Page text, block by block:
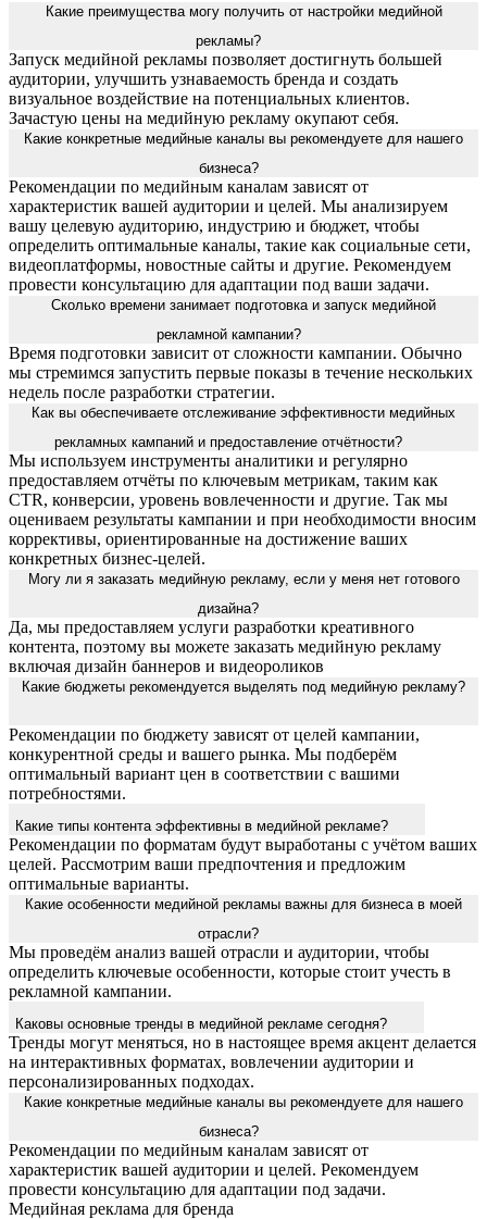
Какие преимущества могу получить от настройки медийной
рекламы?
Запуск медийной рекламы позволяет достигнуть большей
аудитории, улучшить узнаваемость бренда и создать
визуальное воздействие на потенциальных клиентов.
Зачастую цены на медийную рекламу окупают себя.
Какие конкретные медийные каналы вы рекомендуете для нашего
бизнеса?
Рекомендации по медийным каналам зависят от
характеристик вашей аудитории и целей. Мы анализируем
вашу целевую аудиторию, индустрию и бюджет, чтобы
определить оптимальные каналы, такие как социальные сети,
видеоплатформы, новостные сайты и другие. Рекомендуем
провести консультацию для адаптации под ваши задачи.
Сколько времени занимает подготовка и запуск медийной
рекламной кампании?
Время подготовки зависит от сложности кампании. Обычно
мы стремимся запустить первые показы в течение нескольких
недель после разработки стратегии.
Как вы обеспечиваете отслеживание эффективности медийных
рекламных кампаний и предоставление отчётности?
Мы используем инструменты аналитики и регулярно
предоставляем отчёты по ключевым метрикам, таким как
CTR, конверсии, уровень вовлеченности и другие. Так мы
оцениваем результаты кампании и при необходимости вносим
коррективы, ориентированные на достижение ваших
конкретных бизнес-целей.
Могу ли я заказать медийную рекламу, если у меня нет готового
дизайна?
Да, мы предоставляем услуги разработки креативного
контента, поэтому вы можете заказать медийную рекламу
включая дизайн баннеров и видеороликов
Какие бюджеты рекомендуется выделять под медийную рекламу?
Рекомендации по бюджету зависят от целей кампании,
конкурентной среды и вашего рынка. Мы подберём
оптимальный вариант цен в соответствии с вашими
потребностями.
Какие типы контента эффективны в медийной рекламе?
Рекомендации по форматам будут выработаны с учётом ваших
целей. Рассмотрим ваши предпочтения и предложим
оптимальные варианты.
Какие особенности медийной рекламы важны для бизнеса в моей
отрасли?
Мы проведём анализ вашей отрасли и аудитории, чтобы
определить ключевые особенности, которые стоит учесть в
рекламной кампании.
Каковы основные тренды в медийной рекламе сегодня?
Тренды могут меняться, но в настоящее время акцент делается
на интерактивных форматах, вовлечении аудитории и
персонализированных подходах.
Какие конкретные медийные каналы вы рекомендуете для нашего
бизнеса?
Рекомендации по медийным каналам зависят от
характеристик вашей аудитории и целей. Рекомендуем
провести консультацию для адаптации под задачи.
Медийная реклама для бренда